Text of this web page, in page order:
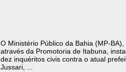
O Ministério Público da Bahia (MP-BA),
através da Promotoria de Itabuna,
dez inquéritos civis contra o atual
Jussari, ...